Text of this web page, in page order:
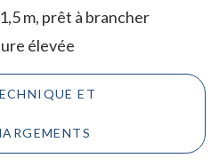
m, prêt à brancher
élevée
ET